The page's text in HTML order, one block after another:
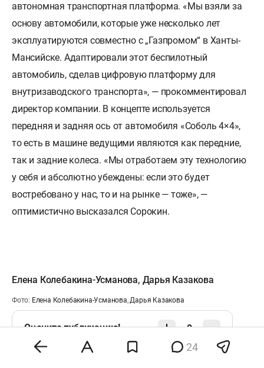
автономная транспортная платформа. «Мы взяли за
основу автомобили, которые уже несколько лет
эксплуатируются совместно с „Газпромом“ в Ханты-
Мансийске. Адаптировали этот беспилотный
автомобиль, сделав цифровую платформу для
внутризаводского транспорта», — прокомментировал
директор компании. В концепте используется
передняя и задняя ось от автомобиля «Соболь 4×4»,
то есть в машине ведущими являются как передние,
так и задние колеса. «Мы отработаем эту технологию
у себя и абсолютно убеждены: если это будет
востребовано у нас, то и на рынке — тоже», —
оптимистично высказался Сорокин.
Елена Колебакина-Усманова, Дарья Казакова
Фото: Елена Колебакина-Усманова,Дарья Казакова
Оцените публикацию! 0
24